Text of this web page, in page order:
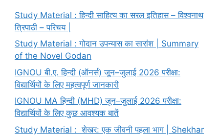
Study Material : हिन्दी साहित्य का सरल इतिहास – विश्वनाथ
त्रिपाठी – परिचय |
Study Material : गोदान उपन्यास का सारांश | Summary
of the Novel Godan
IGNOU बी.ए. हिन्दी (ऑनर्स) जून–जुलाई 2026 परीक्षा:
विद्यार्थियों के लिए महत्वपूर्ण जानकारी
IGNOU MA हिन्दी (MHD) जून–जुलाई 2026 परीक्षा:
विद्यार्थियों के लिए कुछ आवश्यक बातें
Study Material : शेखर: एक जीवनी पहला भाग | Shekhar